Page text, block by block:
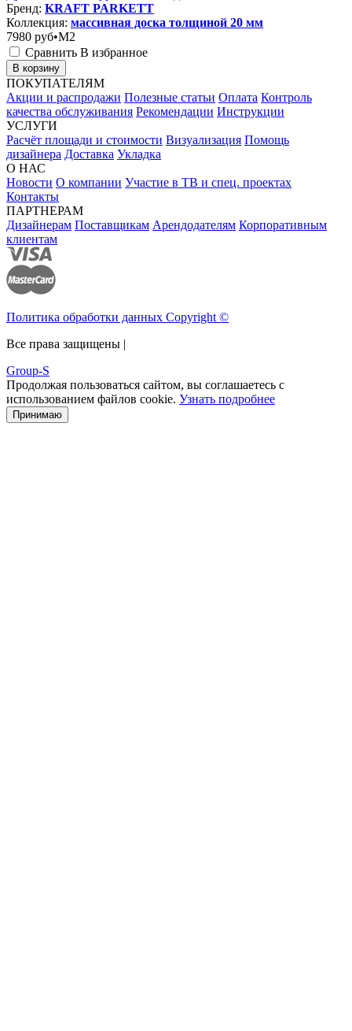
Бренд: KRAFT PARKETT
Коллекция: массивная доска толщиной 20 мм
7980 руб•M2
Сравнить В избранное
В корзину
ПОКУПАТЕЛЯМ
Акции и распродажи Полезные статьи Оплата Контроль
качества обслуживания Рекомендации Инструкции
УСЛУГИ
Расчёт площади и стоимости Визуализация Помощь
дизайнера Доставка Укладка
О НАС
Новости О компании Участие в ТВ и спец. проектах
Контакты
ПАРТНЕРАМ
Дизайнерам Поставщикам Арендодателям Корпоративным
клиентам
Политика обработки данных Copyright ©
Все права защищены |
Group-S
Продолжая пользоваться сайтом, вы соглашаетесь с
использованием файлов cookie. Узнать подробнее
Принимаю